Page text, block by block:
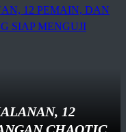
12
CHAOTIC